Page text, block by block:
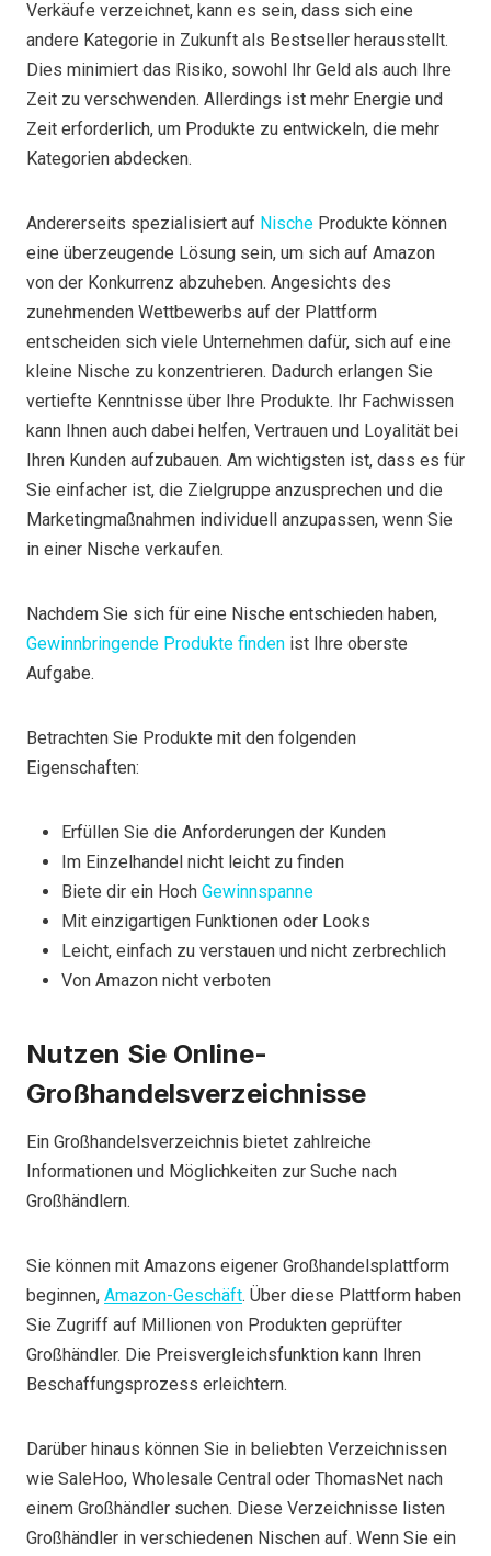
Verkäufe verzeichnet, kann es sein, dass sich eine
andere Kategorie in Zukunft als Bestseller herausstellt.
Dies minimiert das Risiko, sowohl Ihr Geld als auch Ihre
Zeit zu verschwenden. Allerdings ist mehr Energie und
Zeit erforderlich, um Produkte zu entwickeln, die mehr
Kategorien abdecken.
Andererseits spezialisiert auf Nische Produkte können
eine überzeugende Lösung sein, um sich auf Amazon
von der Konkurrenz abzuheben. Angesichts des
zunehmenden Wettbewerbs auf der Plattform
entscheiden sich viele Unternehmen dafür, sich auf eine
kleine Nische zu konzentrieren. Dadurch erlangen Sie
vertiefte Kenntnisse über Ihre Produkte. Ihr Fachwissen
kann Ihnen auch dabei helfen, Vertrauen und Loyalität bei
Ihren Kunden aufzubauen. Am wichtigsten ist, dass es für
Sie einfacher ist, die Zielgruppe anzusprechen und die
Marketingmaßnahmen individuell anzupassen, wenn Sie
in einer Nische verkaufen.
Nachdem Sie sich für eine Nische entschieden haben,
Gewinnbringende Produkte finden ist Ihre oberste
Aufgabe.
Betrachten Sie Produkte mit den folgenden
Eigenschaften:
Erfüllen Sie die Anforderungen der Kunden
Im Einzelhandel nicht leicht zu finden
Biete dir ein Hoch Gewinnspanne
Mit einzigartigen Funktionen oder Looks
Leicht, einfach zu verstauen und nicht zerbrechlich
Von Amazon nicht verboten
Nutzen Sie Online-
Großhandelsverzeichnisse
Ein Großhandelsverzeichnis bietet zahlreiche
Informationen und Möglichkeiten zur Suche nach
Großhändlern.
Sie können mit Amazons eigener Großhandelsplattform
beginnen, Amazon-Geschäft. Über diese Plattform haben
Sie Zugriff auf Millionen von Produkten geprüfter
Großhändler. Die Preisvergleichsfunktion kann Ihren
Beschaffungsprozess erleichtern.
Darüber hinaus können Sie in beliebten Verzeichnissen
wie SaleHoo, Wholesale Central oder ThomasNet nach
einem Großhändler suchen. Diese Verzeichnisse listen
Großhändler in verschiedenen Nischen auf. Wenn Sie ein